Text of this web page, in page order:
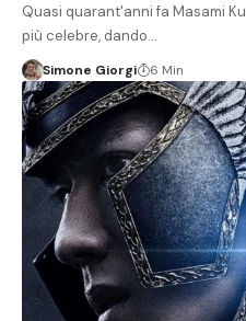
Quasi quarant'anni fa Masami
più celebre, dando…
Simone Giorgi 6 Min